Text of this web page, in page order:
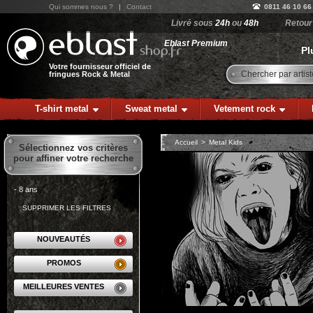
Votre fournisseur officiel de
fringues Rock & Metal
Chercher par
Qui sommes nous ? | Contact 0811 46 10 66
Livré sous24h ou48h
Eblast Premium
T-shirt metal Sweat metal Vetement rock
Sélectionnez vos critères
pour affiner votre recherche
- 8 ans
SUPPRIMER LES FILTRES
NOUVEAUTÉS
PROMOS
MEILLEURES VENTES
Accueil > Metal Kids